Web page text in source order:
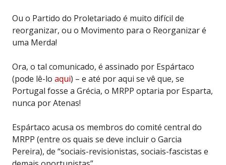
Ou o Partido do Proletariado é muito difícil de
reorganizar, ou o Movimento para o Reorganizar é
uma Merda!
Ora, o tal comunicado, é assinado por Espártaco
(pode lê-lo aqui) – e até por aqui se vê que, se
Portugal fosse a Grécia, o MRPP optaria por Esparta,
nunca por Atenas!
Espártaco acusa os membros do comité central do
MRPP (entre os quais se deve incluir o Garcia
Pereira), de “sociais-revisionistas, sociais-fascistas e